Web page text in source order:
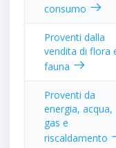
consumo
Proventi dalla
vendita di flora
fauna
Proventi da
energia, acqua,
gas e
riscaldamento